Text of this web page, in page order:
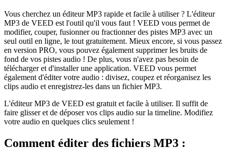
Vous cherchez un éditeur MP3 rapide et facile à utiliser ? L'éditeur
MP3 de VEED est l'outil qu'il vous faut ! VEED vous permet de
modifier, couper, fusionner ou fractionner des pistes MP3 avec un
seul outil en ligne, le tout gratuitement. Mieux encore, si vous passez
en version PRO, vous pouvez également supprimer les bruits de
fond de vos pistes audio ! De plus, vous n'avez pas besoin de
télécharger et d'installer une application. VEED vous permet
également d'éditer votre audio : divisez, coupez et réorganisez les
clips audio et enregistrez-les dans un fichier MP3.
L'éditeur MP3 de VEED est gratuit et facile à utiliser. Il suffit de
faire glisser et de déposer vos clips audio sur la timeline. Modifiez
votre audio en quelques clics seulement !
Comment éditer des fichiers MP3 :